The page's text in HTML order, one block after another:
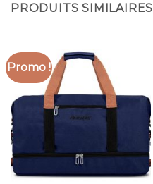
PRODUITS SIMILAIRES
Promo !